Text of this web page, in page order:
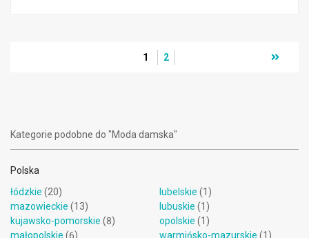
1 2
Kategorie podobne do "Moda damska"
Polska
łódzkie (20)
mazowieckie (13)
kujawsko-pomorskie (8)
małopolskie (6)
lubelskie (1)
lubuskie (1)
opolskie (1)
warmińsko-mazurskie (1)